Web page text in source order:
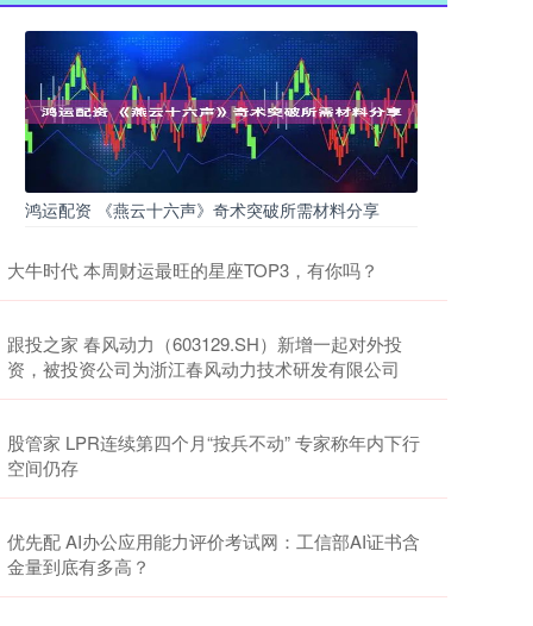
鸿运配资 《燕云十六声》奇术突破所需材料分享
大牛时代 本周财运最旺的星座TOP3，有你吗？
跟投之家 春风动力（603129.SH）新增一起对外投
资，被投资公司为浙江春风动力技术研发有限公司
股管家 LPR连续第四个月“按兵不动” 专家称年内下行
空间仍存
优先配 AI办公应用能力评价考试网：工信部AI证书含
金量到底有多高？